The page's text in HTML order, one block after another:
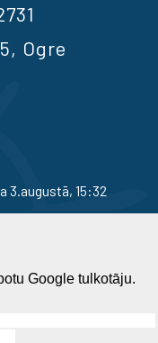
Ogre
3.augustā, 15:32
Google tulkotāju.